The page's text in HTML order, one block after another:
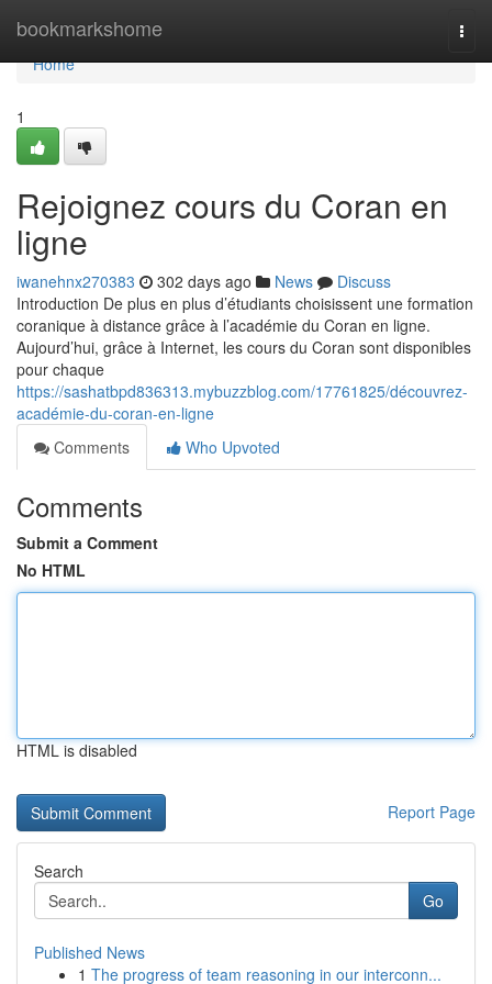
bookmarkshome
Home
Home
1
Rejoignez cours du Coran en
ligne
iwanehnx270383 302 days ago News
Discuss
Introduction De plus en plus d’étudiants choisissent une formation
coranique à distance grâce à l’académie du Coran en ligne.
Aujourd’hui, grâce à Internet, les cours du Coran sont disponibles
pour chaque
https://sashatbpd836313.mybuzzblog.com/17761825/découvrez-
académie-du-coran-en-ligne
Comments
Who Upvoted
Comments
Submit a Comment
No HTML
HTML is disabled
Report Page
Search
Go
Published News
1 The progress of team reasoning in our interconn...